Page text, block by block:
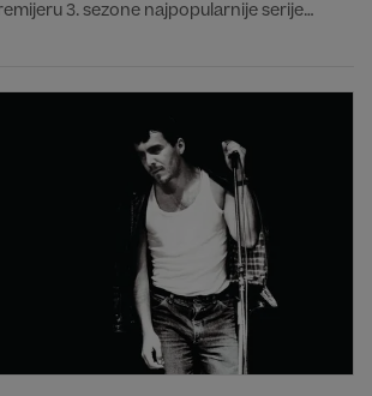
3. sezone najpopularnije serije